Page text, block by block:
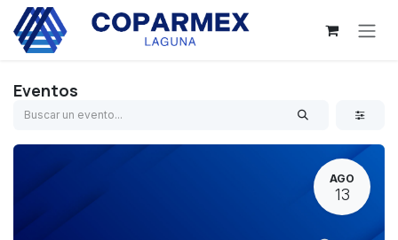
Ir al contenido
Eventos
AGO
13